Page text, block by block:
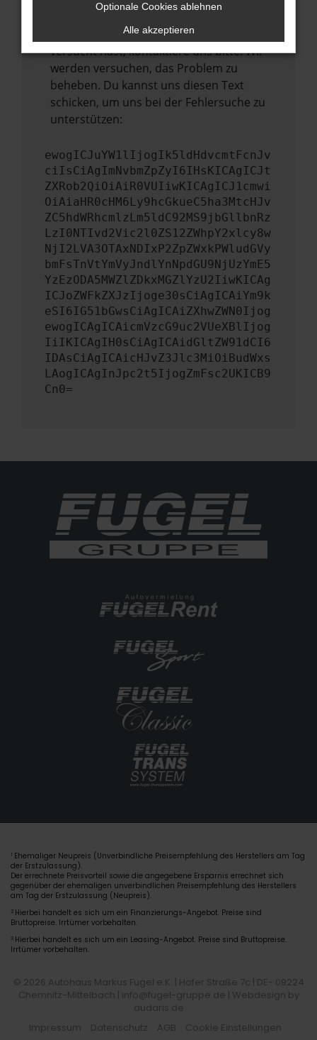
Wende dich an den Webseitenbetreiber.
Wenn du alle oben genannten Schritte
versucht hast, kontaktiere uns bitte. Wir
werden versuchen, das Problem zu
beheben. Du kannst uns diesen Text
schicken, um uns bei der Fehlersuche zu
unterstützen:
ewogICJuYW1lIjogIk5ldHdvcmtFcnJv
ciIsCiAgImNvbmZpZyI6IHsKICAgICJt
ZXRob2QiOiAiR0VUIiwKICAgICJ1cmwi
OiAiaHR0cHM6Ly9hcGkueC5ha3MtcHJv
ZC5hdWRhcmlzLm5ldC92MS9jbGllbnRz
LzI0NTIvd2Vic2l0ZS12ZWhpY2xlcy8w
NjI2LVA3OTAxNDIxP2ZpZWxkPWludGVy
bmFsTnVtYmVyJndlYnNpdGU9NjUzYmE5
YzEzODA5MWZlZDkxMGZlYzU2IiwKICAg
ICJoZWFkZXJzIjoge30sCiAgICAiYm9k
eSI6IG51bGwsCiAgICAiZXhwZWN0Ijog
ewogICAgICAicmVzcG9uc2VUeXBlIjog
IiIKICAgIH0sCiAgICAidGltZW91dCI6
IDAsCiAgICAicHJvZ3Jlc3MiOiBudWxs
LAogICAgInJpc2t5IjogZmFsc2UKICB9
Cn0=
1 Ehemaliger Neupreis (Unverbindliche Preisempfehlung des Herstellers am Tag
der Erstzulassung).
Der errechnete Preisvorteil sowie die angegebene Ersparnis errechnet sich
gegenüber der ehemaligen unverbindlichen Preisempfehlung des Herstellers
am Tag der Erstzulassung (Neupreis).
2 Hierbei handelt es sich um ein Finanzierungs-Angebot. Preise sind
Bruttopreise. Irrtümer vorbehalten.
3 Hierbei handelt es sich um ein Leasing-Angebot. Preise sind Bruttopreise.
Irrtümer vorbehalten.
© 2026 Autohaus Markus Fugel e.K. | Hofer Straße 7c | DE- 09224
Chemnitz-Mittelbach | info@fugel-gruppe.de | Webdesign by
audaris.de
Impressum
Datenschutz AGB Cookie Einstellungen
Optionale Cookies ablehnen
Alle akzeptieren